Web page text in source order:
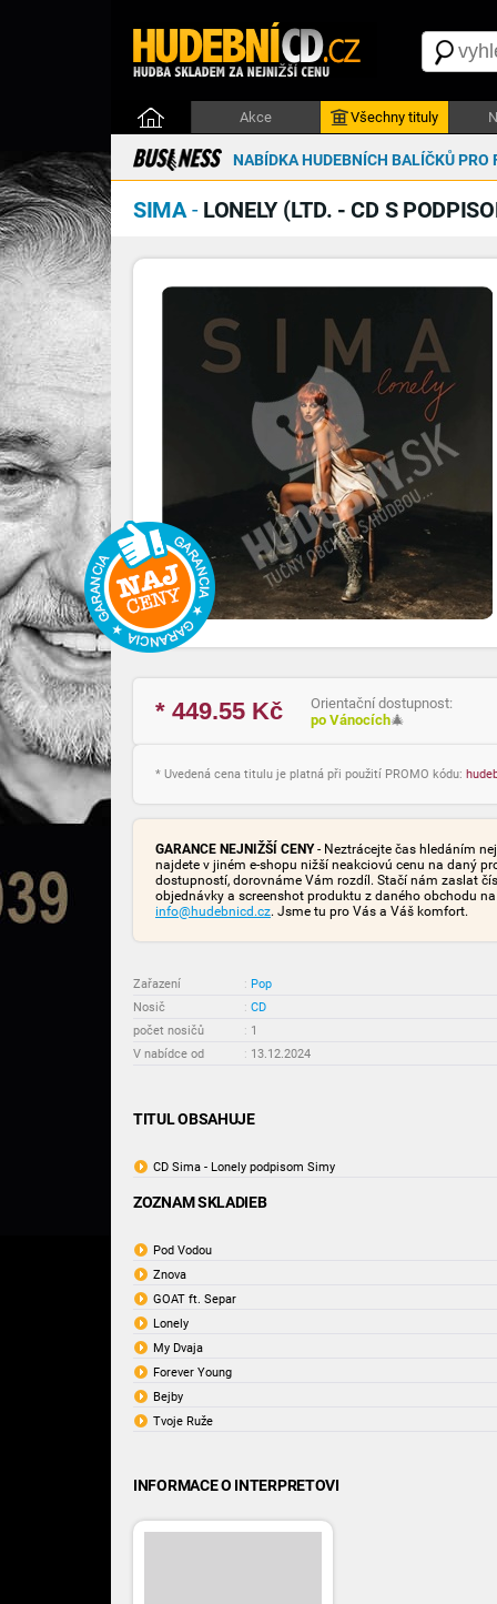
Akce Všechny tituly
NABÍDKA HUDEBNÍCH BALÍČKŮ PRO
SIMA- LONELY (LTD. - CD S
* 449.55 Kč
Orientační dostupnost:
po Vánocích🎄
* Uvedená cena titulu je platná při použití PROMO kódu:
GARANCE NEJNIŽŠÍ CENY- Neztrácejte čas hledáním
najdete v jiném e-shopu nižší neakciovú cenu na daný
dostupností, dorovnáme Vám rozdíl. Stačí nám zaslat
objednávky a screenshot produktu z daného obchodu
info@hudebnicd.cz. Jsme tu pro Vás a Váš komfort.
Zařazení : Pop
Nosič
: CD
počet nosičů
: 1
V nabídce od
: 13.12.2024
TITUL OBSAHUJE
CD Sima - Lonely podpisom Simy
ZOZNAM SKLADIEB
Pod Vodou
Znova
GOAT ft. Separ
Lonely
My Dvaja
Forever Young
Bejby
Tvoje Ruže
INFORMACE O INTERPRETOVI